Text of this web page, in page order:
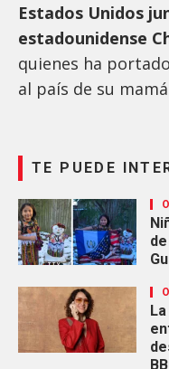
Estados Unidos
estadounidense
quienes ha
al país de su
TE PUEDE